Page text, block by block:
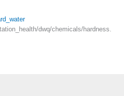
dwq/chemicals/hardness.